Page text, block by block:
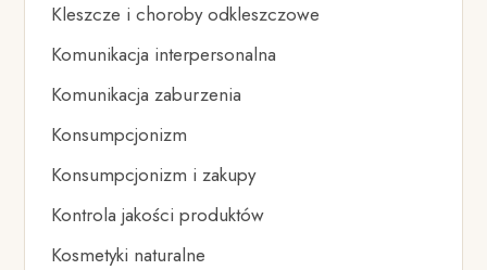
Kleszcze i choroby odkleszczowe
Komunikacja interpersonalna
Komunikacja zaburzenia
Konsumpcjonizm
Konsumpcjonizm i zakupy
Kontrola jakości produktów
Kosmetyki naturalne